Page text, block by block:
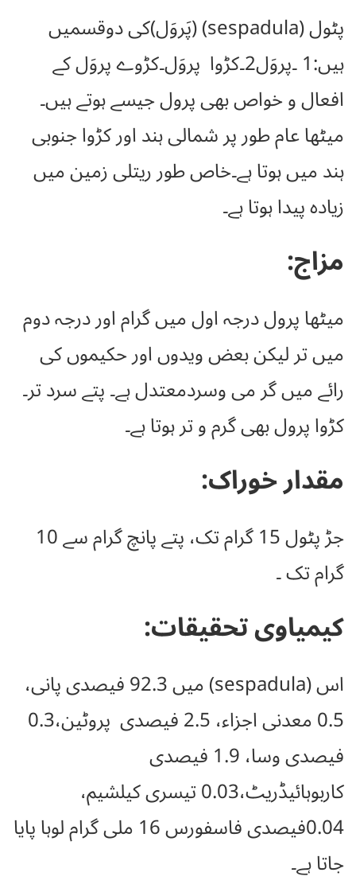
پٹول (sespadula) (پَروَل)کی دوقسمیں
ہیں:1 ۔پروَل2۔کڑوا پروَل۔کڑوے پروَل کے
افعال و خواص بھی پرول جیسے ہوتے ہیں۔
میٹھا عام طور پر شمالی ہند اور کڑوا جنوبی
ہند میں ہوتا ہے۔خاص طور ریتلی زمین میں
زیادہ پیدا ہوتا ہے۔
مزاج:
میٹھا پرول درجہ اول میں گرام اور درجہ دوم
میں تر لیکن بعض ویدوں اور حکیموں کی
رائے میں گر می وسردمعتدل ہے۔ پتے سرد تر۔
کڑوا پرول بھی گرم و تر ہوتا ہے۔
مقدار خوراک:
جڑ پٹول 15 گرام تک، پتے پانچ گرام سے 10
گرام تک ۔
کیمیاوی تحقیقات:
اس (sespadula) میں 92.3 فیصدی پانی،
0.5 معدنی اجزاء، 2.5 فیصدی پروٹین،0.3
فیصدی وسا، 1.9 فیصدی
کاربوہائیڈریٹ،0.03 تیسری کیلشیم،
0.04فیصدی فاسفورس 16 ملی گرام لوہا پایا
جاتا ہے۔